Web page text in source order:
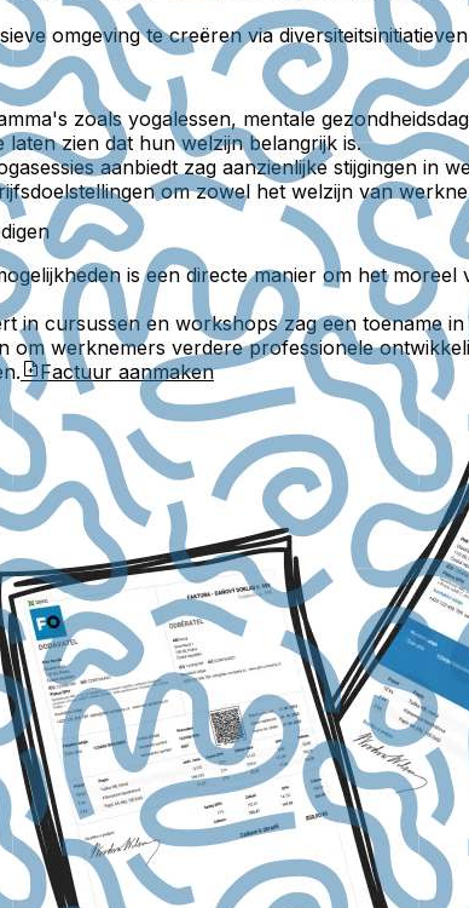
omgeving te creëren via
zoals yogalessen, mentale
zien dat hun welzijn belangrijk is.
aanbiedt zag aanzienlijke stijgingen in
om zowel het welzijn van
is een directe manier om het
in cursussen en workshops zag een toename
om werknemers verdere professionele
Factuur aanmaken